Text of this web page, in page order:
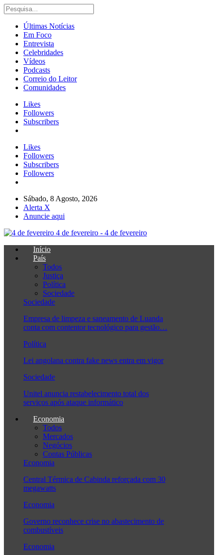
Últimas Notícias
Em Foco
Entrevista
Celebridades
Vídeos
Podcasts
Correio do Leitor
Comunidades
Likes
Followers
Subscribers
Likes
Followers
Subscribers
Followers
Sábado, 8 Agosto, 2026
Alerta X
Anuncie aqui
4 de fevereiro - 4 de fevereiro
Início
País
Todos
Justiça
Política
Sociedade
Sociedade
Empresa de limpeza e saneamento de Luanda
conta com contentor tecnológico para gestão…
Política
Lei angolana contra fake news entra em vigor
Sociedade
Unitel anuncia restabelecimento total dos
serviços após ataque informático
Economia
Todos
Mercados
Negócios
Contas Públicas
Economia
Central Térmica de Cabinda reforçada com 30
megawatts
Economia
Governo reconhece crise no abastecimento de
combustíveis
Economia